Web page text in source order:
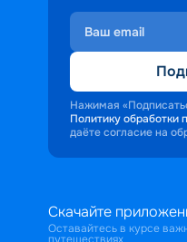
Нажимая
Политику обработки
даёте согласие на
Скачайте
Оставайтесь в курсе
путешествиях